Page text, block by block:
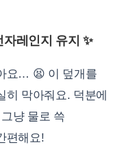
레인지 유지 ✨
요… 😫 이 덮개를
히 막아줘요. 덕분에
냥 물로 쓱
편해요!